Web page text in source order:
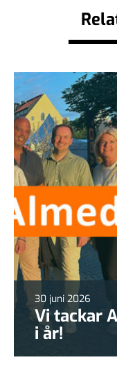
30 juni 2026
Vi tackar
i år!